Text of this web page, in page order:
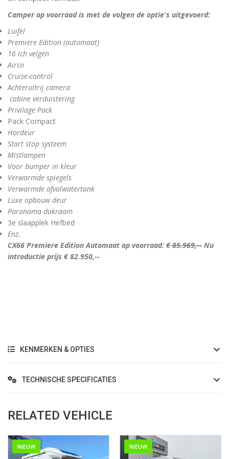
Camper op voorraad is met de volgen de optie's uitgevoerd:
Luifel
Premiere Edition (automaat)
16 ich velgen
Airco
Cruise-control
Achteruitrij camera
cabine verduistering
Privilage Pack
Pack Compact
Hordeur
Start stop systeem
Mistlampen
Voor bumper in kleur
Verwarmde spiegels
Verwarmde afvalwatertank
Luxe opbouw deur
Paronama dakraam
3e slaapplek Hefbed
Enz.
CX66 Premiere Edition Automaat op voorraad: € 85.969,-- Nu
introductie prijs € 82.950,--
KENMERKEN & OPTIES
TECHNISCHE SPECIFICATIES
RELATED VEHICLE
NIEUW NIEUW